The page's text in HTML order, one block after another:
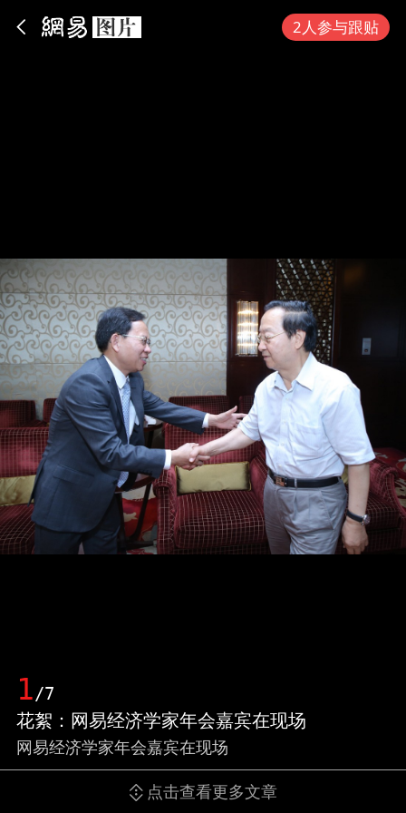
2人参与跟贴
1/7
花絮：网易经济学家年会嘉宾在现场
网易经济学家年会嘉宾在现场
点击查看更多文章